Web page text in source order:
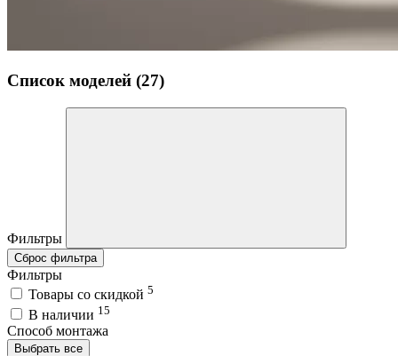
Список моделей (27)
Фильтры
Сброс фильтра
Фильтры
Товары со скидкой 5
В наличии 15
Способ монтажа
Выбрать все